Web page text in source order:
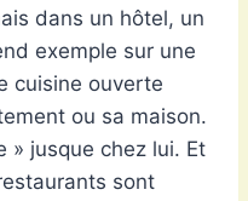
dans un hôtel, un
exemple sur une
cuisine ouverte
ou sa maison.
» jusque chez lui. Et
sont